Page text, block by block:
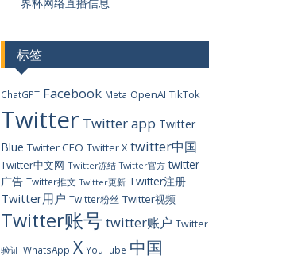
标签
ChatGPT Facebook Meta OpenAI TikTok
Twitter Twitter app Twitter
Blue Twitter CEO Twitter X twitter中国
Twitter中文网 Twitter冻结 Twitter官方 twitter
广告 Twitter推文 Twitter更新 Twitter注册
Twitter用户 Twitter粉丝 Twitter视频
Twitter账号 twitter账户 Twitter
验证 WhatsApp X YouTube 中国